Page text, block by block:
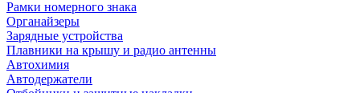
Рамки номерного знака
Органайзеры
Зарядные устройства
Плавники на крышу и радио антенны
Автохимия
Автодержатели